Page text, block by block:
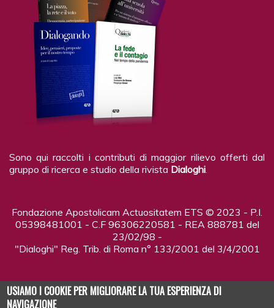
Sono qui raccolti i contributi di maggior rilievo offerti dal
gruppo di ricerca e studio della rivista Dialoghi
Fondazione Apostolicam Actuositatem ETS © 2023 - P.I.
05398481001 - C.F 96306220581 - REA 888781 del
23/02/98 -
"Dialoghi" Reg. Trib. di Roma n° 133/2001 del 3/4/2001
USIAMO I COOKIE PER MIGLIORARE LA TUA ESPERIENZA DI
NAVIGAZIONE